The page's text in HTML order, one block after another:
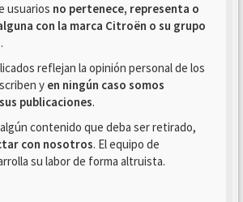
usuarios no pertenece, representa o
con la marca Citroën o su grupo
.
reflejan la opinión personal de los
y en ningún caso somos
publicaciones.
contenido que deba ser retirado,
con nosotros. El equipo de
su labor de forma altruista.